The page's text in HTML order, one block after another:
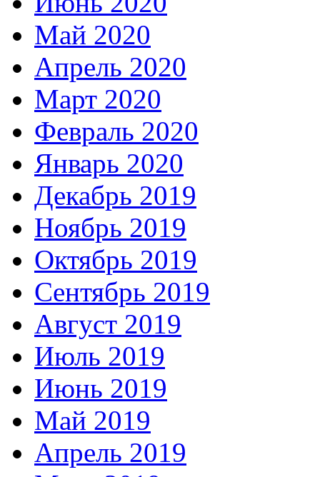
Май 2020
Апрель 2020
Март 2020
Февраль 2020
Январь 2020
Декабрь 2019
Ноябрь 2019
Октябрь 2019
Сентябрь 2019
Август 2019
Июль 2019
Июнь 2019
Май 2019
Апрель 2019